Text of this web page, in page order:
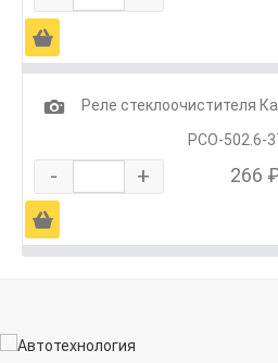
Ä
1
Реле стеклоочистителя
РСО-502.6-
- + 266
Ä